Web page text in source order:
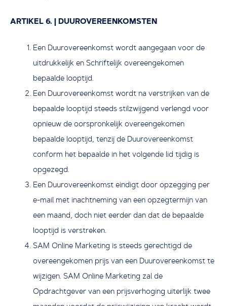
ARTIKEL 6. | DUUROVEREENKOMSTEN
Een Duurovereenkomst wordt aangegaan voor de
uitdrukkelijk en Schriftelijk overeengekomen
bepaalde looptijd.
Een Duurovereenkomst wordt na verstrijken van de
bepaalde looptijd steeds stilzwijgend verlengd voor
opnieuw de oorspronkelijk overeengekomen
bepaalde looptijd, tenzij de Duurovereenkomst
conform het bepaalde in het volgende lid tijdig is
opgezegd.
Een Duurovereenkomst eindigt door opzegging per
e-mail met inachtneming van een opzegtermijn van
een maand, doch niet eerder dan dat de bepaalde
looptijd is verstreken.
SAM Online Marketing is steeds gerechtigd de
overeengekomen prijs van een Duurovereenkomst te
wijzigen. SAM Online Marketing zal de
Opdrachtgever van een prijsverhoging uiterlijk twee